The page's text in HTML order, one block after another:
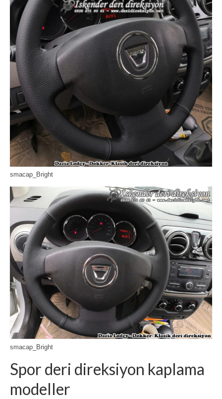
smacap_Bright
smacap_Bright
Spor deri direksiyon kaplama
modeller